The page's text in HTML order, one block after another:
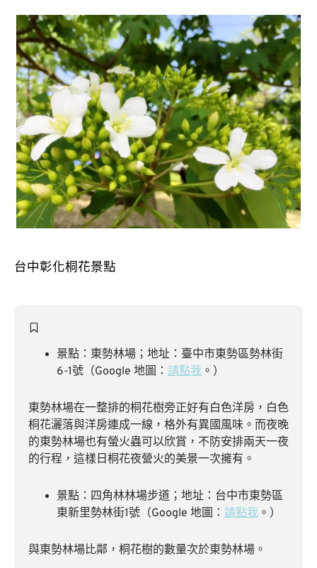
台中彰化桐花景點
景點：東勢林場；地址：臺中市東勢區勢林街
6-1號（Google 地圖： 請點我 。）
東勢林場在一整排的桐花樹旁正好有白色洋房，白色
桐花灑落與洋房連成一線，格外有異國風味。而夜晚
的東勢林場也有螢火蟲可以欣賞，不防安排兩天一夜
的行程，這樣日桐花夜營火的美景一次擁有。
景點：四角林林場步道；地址：台中市東勢區
東新里勢林街1號（Google 地圖： 請點我 。）
與東勢林場比鄰，桐花樹的數量次於東勢林場。